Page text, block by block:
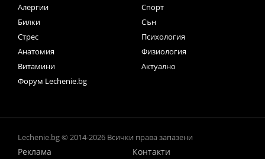
Алергии
Спорт
Билки
Сън
Стрес
Психология
Анатомия
Физиология
Витамини
Актуално
Форум Lechenie.bg
Lechenie.bg © 2014-2026 Всички права запазени
Реклама
Контакти